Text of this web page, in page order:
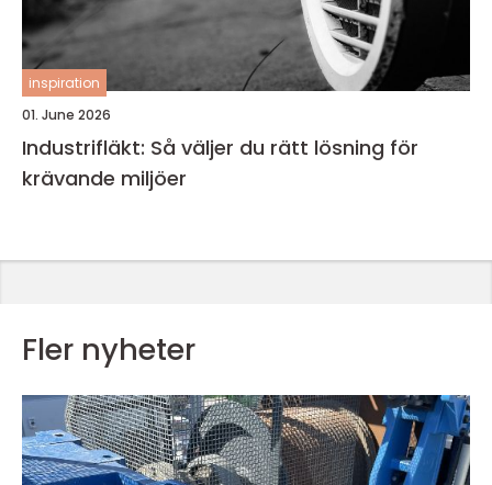
inspiration
01. June 2026
Industrifläkt: Så väljer du rätt lösning för
krävande miljöer
Fler nyheter